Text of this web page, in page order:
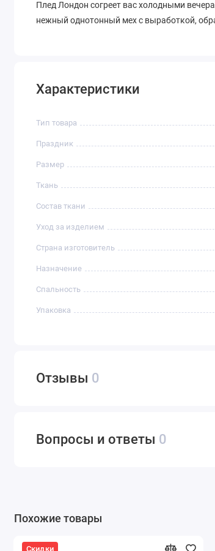
Плед Лондон согреет вас холодными
нежный однотонный мех с выработкой,
Характеристики
Тип товара
Праздник
Размер
Ткань
Состав ткани
Уход за изделием
Страна изготовитель
Назначение
Спальность
Упаковка
Отзывы 0
Вопросы и ответы 0
Похожие товары
Скидки